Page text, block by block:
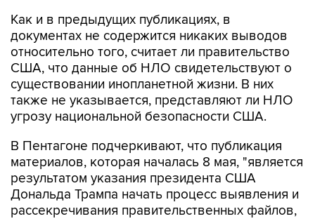
Как и в предыдущих публикациях, в
документах не содержится никаких выводов
относительно того, считает ли правительство
США, что данные об НЛО свидетельствуют о
существовании инопланетной жизни. В них
также не указывается, представляют ли НЛО
угрозу национальной безопасности США.
В Пентагоне подчеркивают, что публикация
материалов, которая началась 8 мая, "является
результатом указания президента США
Дональда Трампа начать процесс выявления и
рассекречивания правительственных файлов,